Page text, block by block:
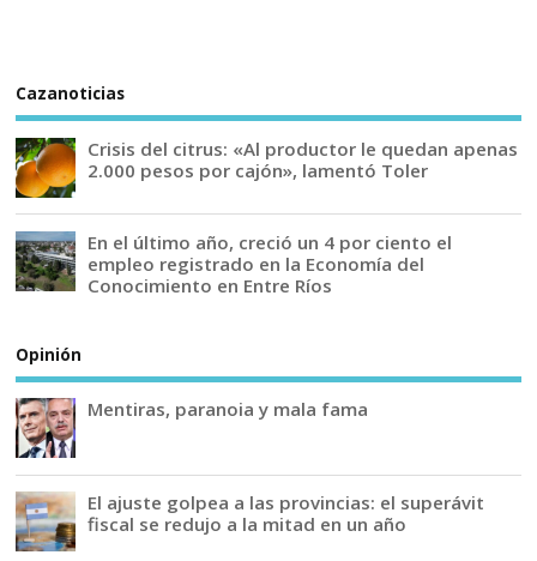
Cazanoticias
Crisis del citrus: «Al productor le quedan apenas
2.000 pesos por cajón», lamentó Toler
En el último año, creció un 4 por ciento el
empleo registrado en la Economía del
Conocimiento en Entre Ríos
Opinión
Mentiras, paranoia y mala fama
El ajuste golpea a las provincias: el superávit
fiscal se redujo a la mitad en un año